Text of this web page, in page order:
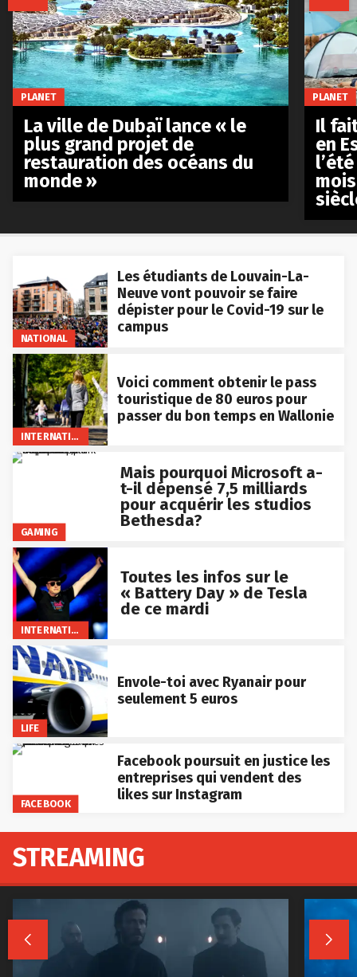
NATIONAL
Les étudiants de Louvain-La-
Neuve vont pouvoir se faire
dépister pour le Covid-19 sur le
campus
INTERNATIONAL
Voici comment obtenir le pass
touristique de 80 euros pour
passer du bon temps en Wallonie
GAMING
Mais pourquoi Microsoft a-
t-il dépensé 7,5 milliards
pour acquérir les studios
Bethesda?
INTERNATIONAL
Toutes les infos sur le
« Battery Day » de Tesla
de ce mardi
LIFE
Envole-toi avec Ryanair pour
seulement 5 euros
FACEBOOK
Facebook poursuit en justice les
entreprises qui vendent des
likes sur Instagram
PLANET
La ville de Dubaï lance « le
plus grand projet de
restauration des océans du
monde »
PLANET
Il
en
STREAMING
 